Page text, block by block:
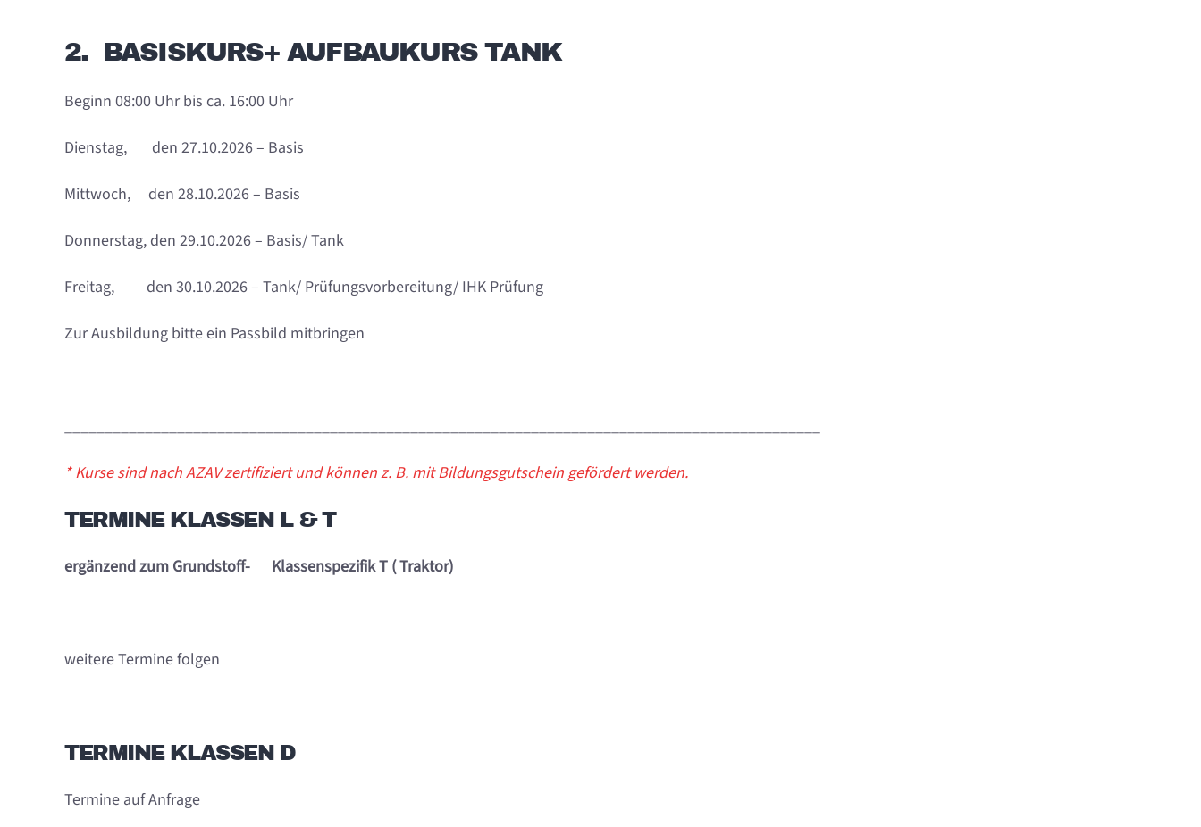
2. BASISKURS+ AUFBAUKURS TANK
Beginn 08:00 Uhr bis ca. 16:00 Uhr
Dienstag, den 27.10.2026 – Basis
Mittwoch, den 28.10.2026 – Basis
Donnerstag, den 29.10.2026 – Basis/ Tank
Freitag, den 30.10.2026 – Tank/ Prüfungsvorbereitung/ IHK Prüfung
Zur Ausbildung bitte ein Passbild mitbringen
* Kurse sind nach AZAV zertifiziert und können z. B. mit Bildungsgutschein gefördert werden.
TERMINE KLASSEN L & T
ergänzend zum Grundstoff- Klassenspezifik T ( Traktor)
weitere Termine folgen
TERMINE KLASSEN D
Termine auf Anfrage